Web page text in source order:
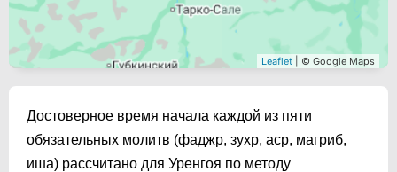
Leaflet | © Google Maps
Достоверное время начала каждой из пяти
обязательных молитв (фаджр, зухр, аср, магриб,
иша) рассчитано для Уренгоя по методу